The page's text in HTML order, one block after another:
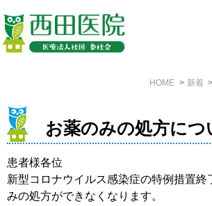
HOME 新着
お薬のみの処方につ
患者様各位
新型コロナウイルス感染症の特例措置終
みの処方ができなくなります。